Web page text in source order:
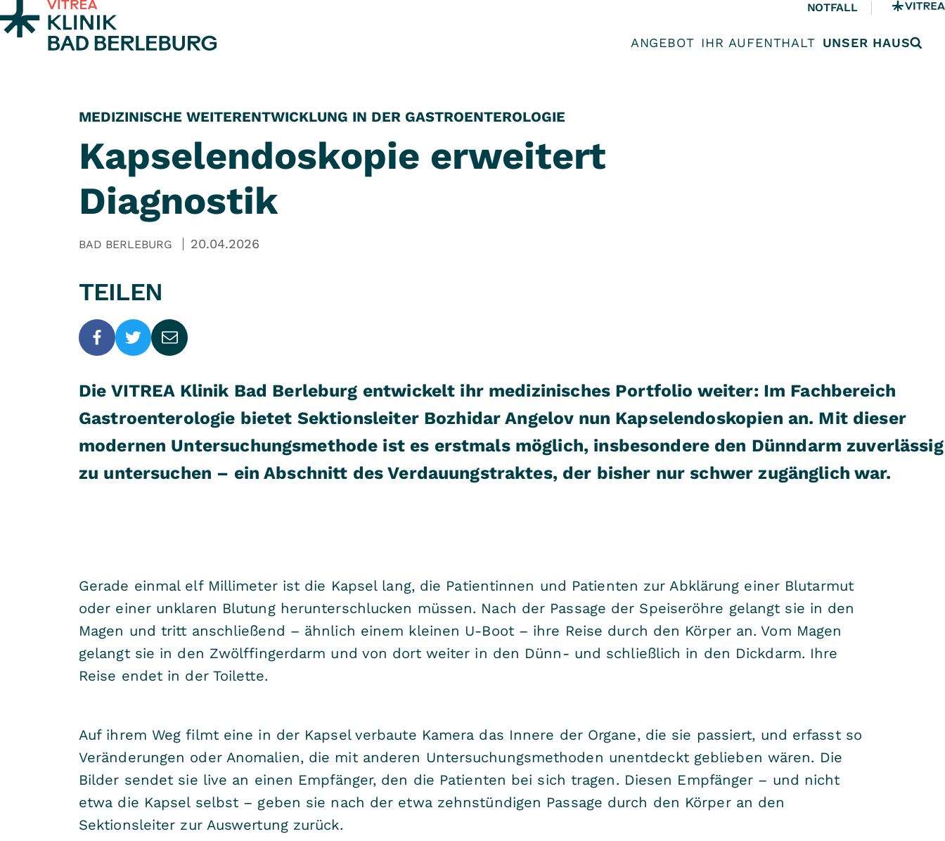
Zum Inhalt springen NOTFALL
ANGEBOT IHR AUFENTHALT UNSER HAUS
MEDIZINISCHE WEITERENTWICKLUNG IN DER GASTROENTEROLOGIE
Kapselendoskopie erweitert
Diagnostik
BAD BERLEBURG 20.04.2026
TEILEN
Die VITREA Klinik Bad Berleburg entwickelt ihr medizinisches Portfolio weiter: Im Fachbereich
Gastroenterologie bietet Sektionsleiter Bozhidar Angelov nun Kapselendoskopien an. Mit dieser
modernen Untersuchungsmethode ist es erstmals möglich, insbesondere den Dünndarm zuverlässig
zu untersuchen – ein Abschnitt des Verdauungstraktes, der bisher nur schwer zugänglich war.
Gerade einmal elf Millimeter ist die Kapsel lang, die Patientinnen und Patienten zur Abklärung einer Blutarmut
oder einer unklaren Blutung herunterschlucken müssen. Nach der Passage der Speiseröhre gelangt sie in den
Magen und tritt anschließend – ähnlich einem kleinen U-Boot – ihre Reise durch den Körper an. Vom Magen
gelangt sie in den Zwölffingerdarm und von dort weiter in den Dünn- und schließlich in den Dickdarm. Ihre
Reise endet in der Toilette.
Auf ihrem Weg filmt eine in der Kapsel verbaute Kamera das Innere der Organe, die sie passiert, und erfasst so
Veränderungen oder Anomalien, die mit anderen Untersuchungsmethoden unentdeckt geblieben wären. Die
Bilder sendet sie live an einen Empfänger, den die Patienten bei sich tragen. Diesen Empfänger – und nicht
etwa die Kapsel selbst – geben sie nach der etwa zehnstündigen Passage durch den Körper an den
Sektionsleiter zur Auswertung zurück.